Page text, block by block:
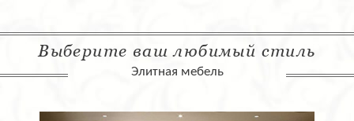
Выберите ваш любимый стиль
Элитная мебель